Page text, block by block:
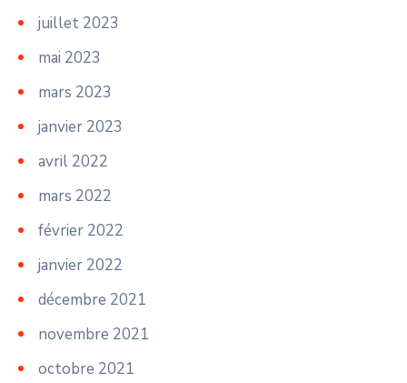
juillet 2023
mai 2023
mars 2023
janvier 2023
avril 2022
mars 2022
février 2022
janvier 2022
décembre 2021
novembre 2021
octobre 2021